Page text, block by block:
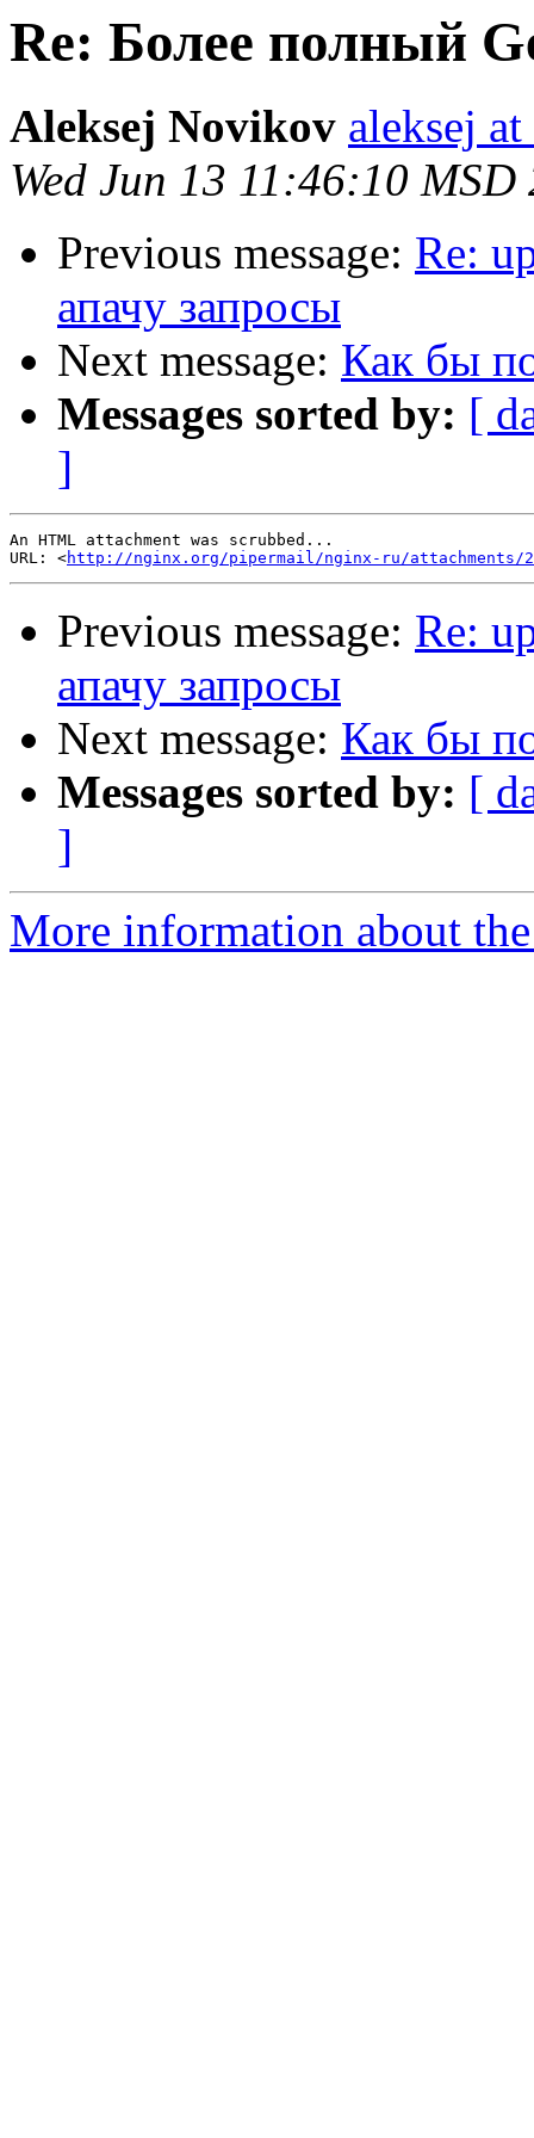
Re: Более полный
Aleksej Novikov aleksej
Wed Jun 13 11:46:10 MSD
Previous message: Re:
апачу запросы
Next message: Как бы
Messages sorted by: [
]
An HTML attachment was scrubbed...
URL: <http://nginx.org/pipermail/nginx-ru/attachments/
Previous message: Re:
апачу запросы
Next message: Как бы
Messages sorted by: [
]
More information about